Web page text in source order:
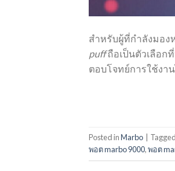
สำหรับผู้ที่กำลังมอง
puffถือเป็นตัวเลือก
ตอบโจทย์การใช้งา
Posted inMarbo Tagged
พอต marbo 9000,พอต